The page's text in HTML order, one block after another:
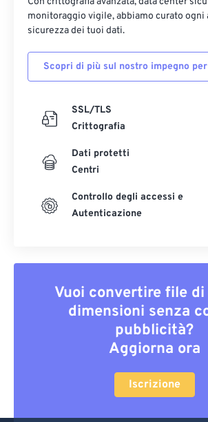
monitoraggio vigile, abbiamo curato ogni
sicurezza dei tuoi dati.
Scopri di più sul nostro impegno
SSL/TLS
Crittografia
Dati protetti
Centri
Controllo degli accessi e
Autenticazione
Vuoi convertire file
dimensioni senza
pubblicità?
Aggiorna ora
Iscrizione